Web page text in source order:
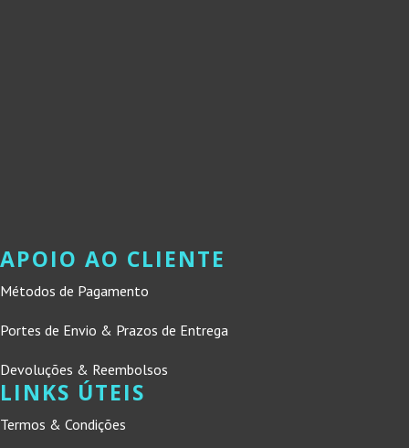
APOIO AO CLIENTE
Métodos de Pagamento
Portes de Envio & Prazos de Entrega
Devoluções & Reembolsos
LINKS ÚTEIS
Termos & Condições